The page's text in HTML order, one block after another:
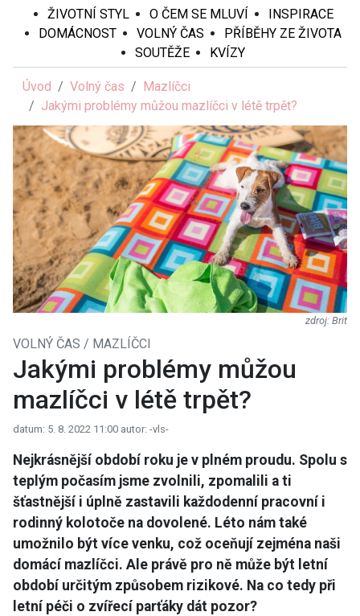
ŽIVOTNÍ STYL O ČEM SE MLUVÍ
INSPIRACE
DOMÁCNOST
VOLNÝ ČAS
PŘÍBĚHY ZE ŽIVOTA
SOUTĚŽE
KVÍZY
Úvod Volný čas
Mazlíčci
Jakými problémy můžou mazlíčci v létě trpět?
Brit
VOLNÝ ČAS / MAZLÍČCI
Jakými problémy můžou
mazlíčci v létě trpět?
datum: 5. 8. 2022 11:00 autor: -vls-
Nejkrásnější období roku je v plném proudu. Spolu s
teplým počasím jsme zvolnili, zpomalili a ti
šťastnější i úplně zastavili každodenní pracovní i
rodinný kolotoče na dovolené. Léto nám také
umožnilo být více venku, což oceňují zejména naši
domácí mazlíčci. Ale právě pro ně může být letní
období určitým způsobem rizikové. Na co tedy při
letní péči o zvířecí parťáky dát pozor?